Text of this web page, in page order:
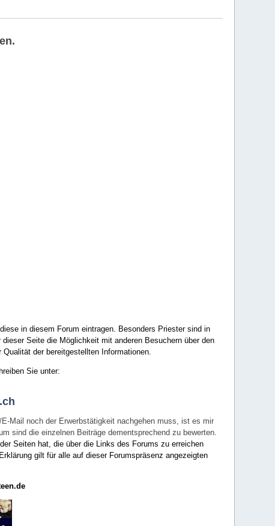
in diesem Forum eintragen. Besonders Priester sind in
Seite die Möglichkeit mit anderen Besuchern über den
der bereitgestellten Informationen.
Sie unter:
Mail noch der Erwerbstätigkeit nachgehen muss, ist es mir
sind die einzelnen Beiträge dementsprechend zu bewerten.
Seiten hat, die über die Links des Forums zu erreichen
gilt für alle auf dieser Forumspräsenz angezeigten